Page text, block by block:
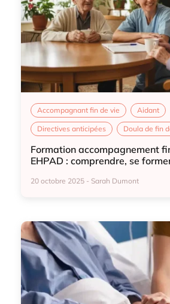
Accompagnant fin de vie Aidant
Directives anticipées Doula de fin
Formation accompagnement
EHPAD : comprendre, se
20 octobre 2025 - Sarah Dumont
Directives anticipées Doula de fin